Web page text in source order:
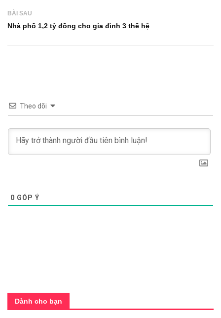
BÀI SAU
Nhà phố 1,2 tỷ đồng cho gia đình 3 thế hệ
Theo dõi
0 GÓP Ý
Dành cho bạn